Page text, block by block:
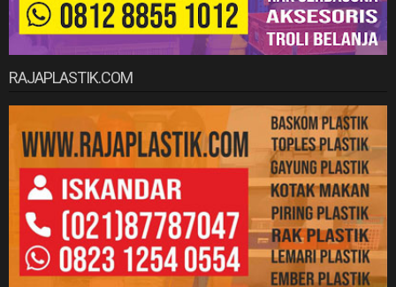
RAJAPLASTIK.COM